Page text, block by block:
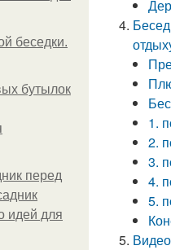
беседки.
бутылок
перед
идей для
1.
2.
3.
4.
5.